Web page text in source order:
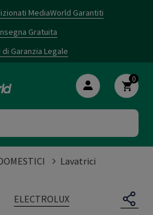
MediaWorld Garantiti
Gratuita
di Garanzia Legale
0
Lavatrici
ELECTROLUX